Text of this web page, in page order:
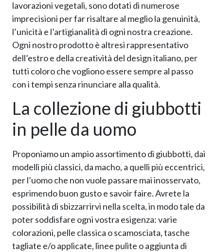
lavorazioni vegetali, sono dotati di numerose
imprecisioni per far risaltare al meglio la genuinità,
l’unicità e l’artigianalità di ogni nostra creazione.
Ogni nostro prodotto è altresì rappresentativo
dell’estro e della creatività del design italiano, per
tutti coloro che vogliono essere sempre al passo
con i tempi senza rinunciare alla qualità.
La collezione di giubbotti
in pelle da uomo
Proponiamo un ampio assortimento di giubbotti, dai
modelli più classici, da macho, a quelli più eccentrici,
per l’uomo che non vuole passare mai inosservato,
esprimendo buon gusto e savoir faire. Avrete la
possibilità di sbizzarrirvi nella scelta, in modo tale da
poter soddisfare ogni vostra esigenza: varie
colorazioni, pelle classica o scamosciata, tasche
tagliate e/o applicate, linee pulite o aggiunta di